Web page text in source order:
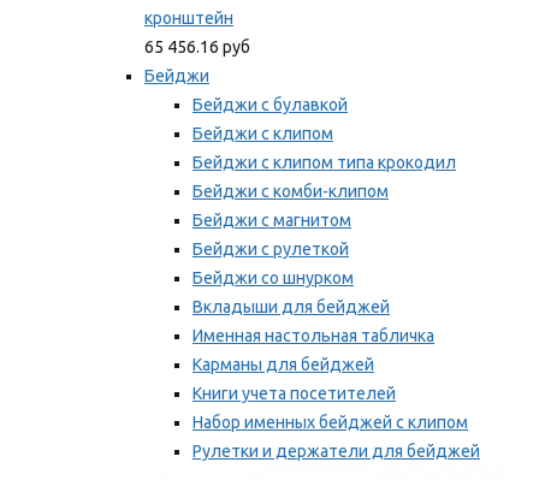
кронштейн
65 456.16 руб
Бейджи
Бейджи с булавкой
Бейджи с клипом
Бейджи с клипом типа крокодил
Бейджи с комби-клипом
Бейджи с магнитом
Бейджи с рулеткой
Бейджи со шнурком
Вкладыши для бейджей
Именная настольная табличка
Карманы для бейджей
Книги учета посетителей
Набор именных бейджей с клипом
Рулетки и держатели для бейджей